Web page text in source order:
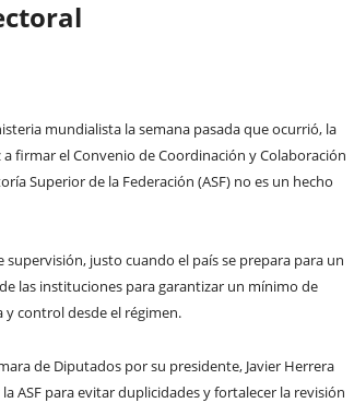
mundialista la semana pasada que ocurrió, la
firmar el Convenio de Coordinación y Colaboración
Superior de la Federación (ASF) no es un hecho
justo cuando el país se prepara para un
las instituciones para garantizar un mínimo de
control desde el régimen.
de Diputados por su presidente, Javier Herrera
ASF para evitar duplicidades y fortalecer la revisión